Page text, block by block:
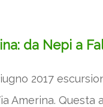
da Nepi a
2017
Amerina. Questa